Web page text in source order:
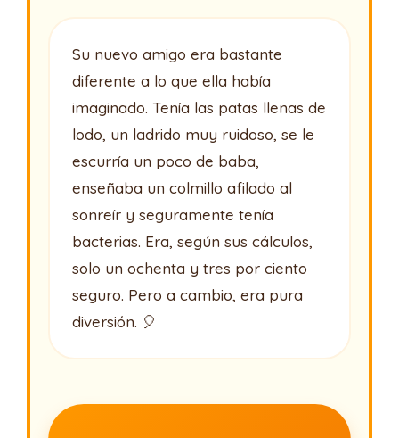
Su nuevo amigo era bastante
diferente a lo que ella había
imaginado. Tenía las patas llenas de
lodo, un ladrido muy ruidoso, se le
escurría un poco de baba,
enseñaba un colmillo afilado al
sonreír y seguramente tenía
bacterias. Era, según sus cálculos,
solo un ochenta y tres por ciento
seguro. Pero a cambio, era pura
diversión. 🎈